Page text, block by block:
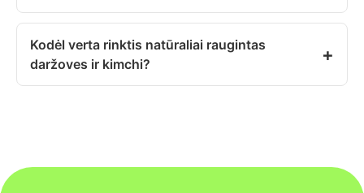
Kodėl verta rinktis natūraliai raugintas
daržoves ir kimchi?